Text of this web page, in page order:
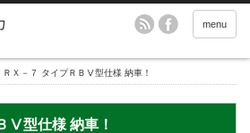
menu
ＲＸ－７ タイプＲＢⅤ型仕様 納車！
Ⅴ型仕様 納車！